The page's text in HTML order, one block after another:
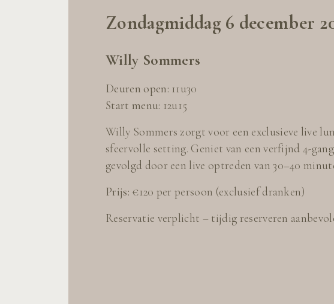
Zondagmiddag 6 december
Willy Sommers
Deuren open: 11u30
Start menu: 12u15
Willy Sommers zorgt voor een exclusieve live
sfeervolle setting. Geniet van een verfijnd 4-
gevolgd door een live optreden van 30–40
Prijs: €120 per persoon (exclusief dranken)
Reservatie verplicht – tijdig reserveren